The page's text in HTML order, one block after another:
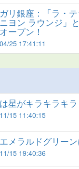
リ銀座：「ラ・
ヨン ラウンジ」
ープン！
25 17:41:11
星がキラキラキラ
15 11:40:15
メラルドグリーン
15 19:40:36